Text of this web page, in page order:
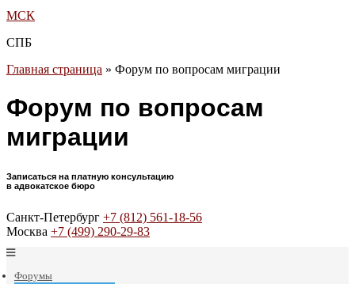
МСК
СПБ
Главная страница » Форум по вопросам миграции
Форум по вопросам
миграции
Записаться на платную консультацию
в адвокатское бюро
Санкт-Петербург +7 (812) 561-18-56
Москва +7 (499) 290-29-83
Форумы